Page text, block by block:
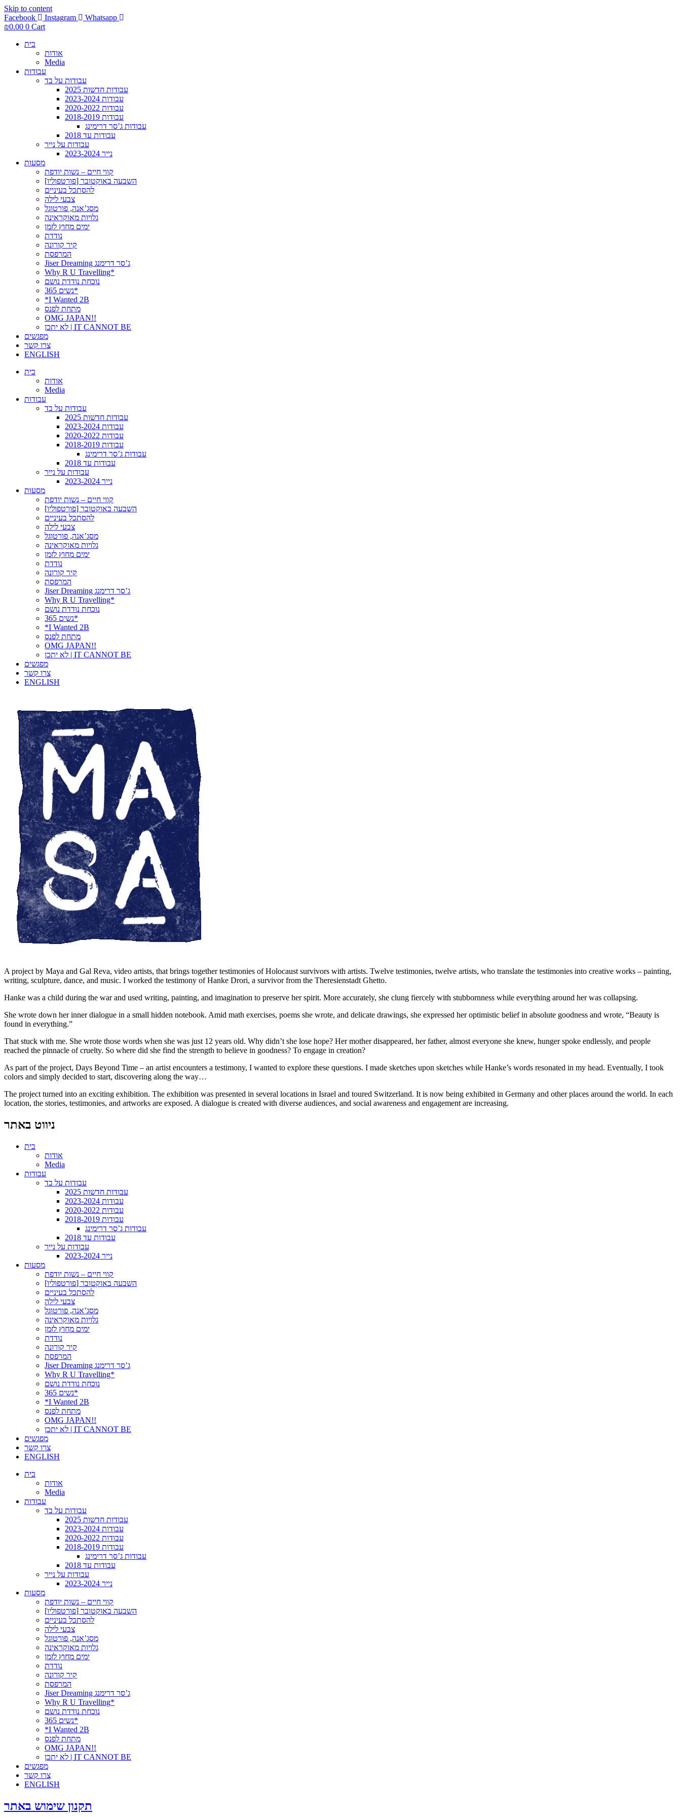
Skip to content
Facebook
Instagram
Whatsapp
₪0.00 0 Cart
בית
אודות
Media
עבודות
עבודות על בד
עבודות חדשות 2025
עבודות 2023-2024
עבודות 2020-2022
עבודות 2018-2019
עבודות ג’סר דרימינג
עבודות עד 2018
עבודות על נייר
נייר 2023-2024
מסעות
קווי חיים – נשות יודפת
[פורטפוליו] השבעה באוקטובר
להסתכל בעיניים
צבעי לילה
מסג’אנה, פורטוגל
גלויות מאוקראינה
ימים מחוץ לזמן
נודדת
קיר קורונה
המרפסת
Jiser Dreaming ג’סר דרימנג
Why R U Travelling*
נוכחת נודדת נושם
נשים 365*
*I Wanted 2B
מתחת לפנס
OMG JAPAN!!
לא יתכן | IT CANNOT BE
מפגשים
צרו קשר
ENGLISH
בית
אודות
Media
עבודות
עבודות על בד
עבודות חדשות 2025
עבודות 2023-2024
עבודות 2020-2022
עבודות 2018-2019
עבודות ג’סר דרימינג
עבודות עד 2018
עבודות על נייר
נייר 2023-2024
מסעות
קווי חיים – נשות יודפת
[פורטפוליו] השבעה באוקטובר
להסתכל בעיניים
צבעי לילה
מסג’אנה, פורטוגל
גלויות מאוקראינה
ימים מחוץ לזמן
נודדת
קיר קורונה
המרפסת
Jiser Dreaming ג’סר דרימנג
Why R U Travelling*
נוכחת נודדת נושם
נשים 365*
*I Wanted 2B
מתחת לפנס
OMG JAPAN!!
לא יתכן | IT CANNOT BE
מפגשים
צרו קשר
ENGLISH
A project by Maya and Gal Reva, video artists, that brings together testimonies of Holocaust survivors with artists. Twelve testimonies, twelve artists, who translate the testimonies into creative works – painting,
writing, sculpture, dance, and music. I worked the testimony of Hanke Drori, a survivor from the Theresienstadt Ghetto.
Hanke was a child during the war and used writing, painting, and imagination to preserve her spirit. More accurately, she clung fiercely with stubbornness while everything around her was collapsing.
She wrote down her inner dialogue in a small hidden notebook. Amid math exercises, poems she wrote, and delicate drawings, she expressed her optimistic belief in absolute goodness and wrote, “Beauty is
found in everything.”
That stuck with me. She wrote those words when she was just 12 years old. Why didn’t she lose hope? Her mother disappeared, her father, almost everyone she knew, hunger spoke endlessly, and people
reached the pinnacle of cruelty. So where did she find the strength to believe in goodness? To engage in creation?
As part of the project, Days Beyond Time – an artist encounters a testimony, I wanted to explore these questions. I made sketches upon sketches while Hanke’s words resonated in my head. Eventually, I took
colors and simply decided to start, discovering along the way…
The project turned into an exciting exhibition. The exhibition was presented in several locations in Israel and toured Switzerland. It is now being exhibited in Germany and other places around the world. In each
location, the stories, testimonies, and artworks are exposed. A dialogue is created with diverse audiences, and social awareness and engagement are increasing.
ניווט באתר
בית
אודות
Media
עבודות
עבודות על בד
עבודות חדשות 2025
עבודות 2023-2024
עבודות 2020-2022
עבודות 2018-2019
עבודות ג’סר דרימינג
עבודות עד 2018
עבודות על נייר
נייר 2023-2024
מסעות
קווי חיים – נשות יודפת
[פורטפוליו] השבעה באוקטובר
להסתכל בעיניים
צבעי לילה
מסג’אנה, פורטוגל
גלויות מאוקראינה
ימים מחוץ לזמן
נודדת
קיר קורונה
המרפסת
Jiser Dreaming ג’סר דרימנג
Why R U Travelling*
נוכחת נודדת נושם
נשים 365*
*I Wanted 2B
מתחת לפנס
OMG JAPAN!!
לא יתכן | IT CANNOT BE
מפגשים
צרו קשר
ENGLISH
בית
אודות
Media
עבודות
עבודות על בד
עבודות חדשות 2025
עבודות 2023-2024
עבודות 2020-2022
עבודות 2018-2019
עבודות ג’סר דרימינג
עבודות עד 2018
עבודות על נייר
נייר 2023-2024
מסעות
קווי חיים – נשות יודפת
[פורטפוליו] השבעה באוקטובר
להסתכל בעיניים
צבעי לילה
מסג’אנה, פורטוגל
גלויות מאוקראינה
ימים מחוץ לזמן
נודדת
קיר קורונה
המרפסת
Jiser Dreaming ג’סר דרימנג
Why R U Travelling*
נוכחת נודדת נושם
נשים 365*
*I Wanted 2B
מתחת לפנס
OMG JAPAN!!
לא יתכן | IT CANNOT BE
מפגשים
צרו קשר
ENGLISH
תקנון שימוש באתר